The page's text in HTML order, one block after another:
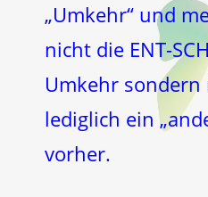
„Umkehr“ und
nicht die ENT-
Umkehr sondern
lediglich ein
vorher.